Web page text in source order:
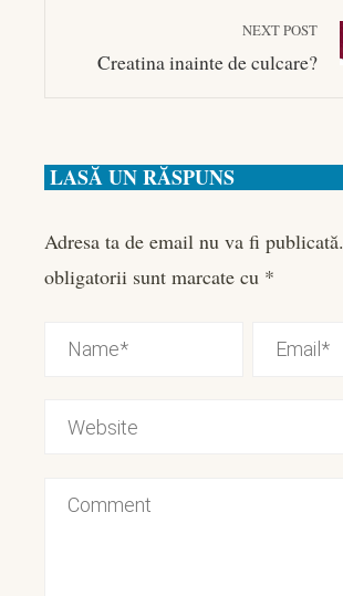
NEXT POST
Creatina inainte de culcare?
LASĂ UN RĂSPUNS
Adresa ta de email nu va fi publicată.
obligatorii sunt marcate cu *